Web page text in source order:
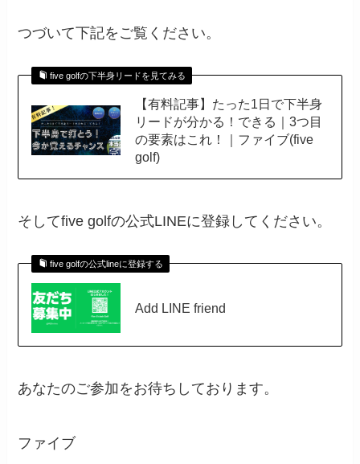
つづいて下記をご覧ください。
five golfの下半身リードを見てみる
【有料記事】たった1日で下半身
リードが分かる！できる｜3つ目
の要素はこれ！｜ファイブ(five
golf)
そしてfive golfの公式LINEに登録してください。
five golfの公式lineに登録する
Add LINE friend
あなたのご参加をお待ちしております。
ファイブ